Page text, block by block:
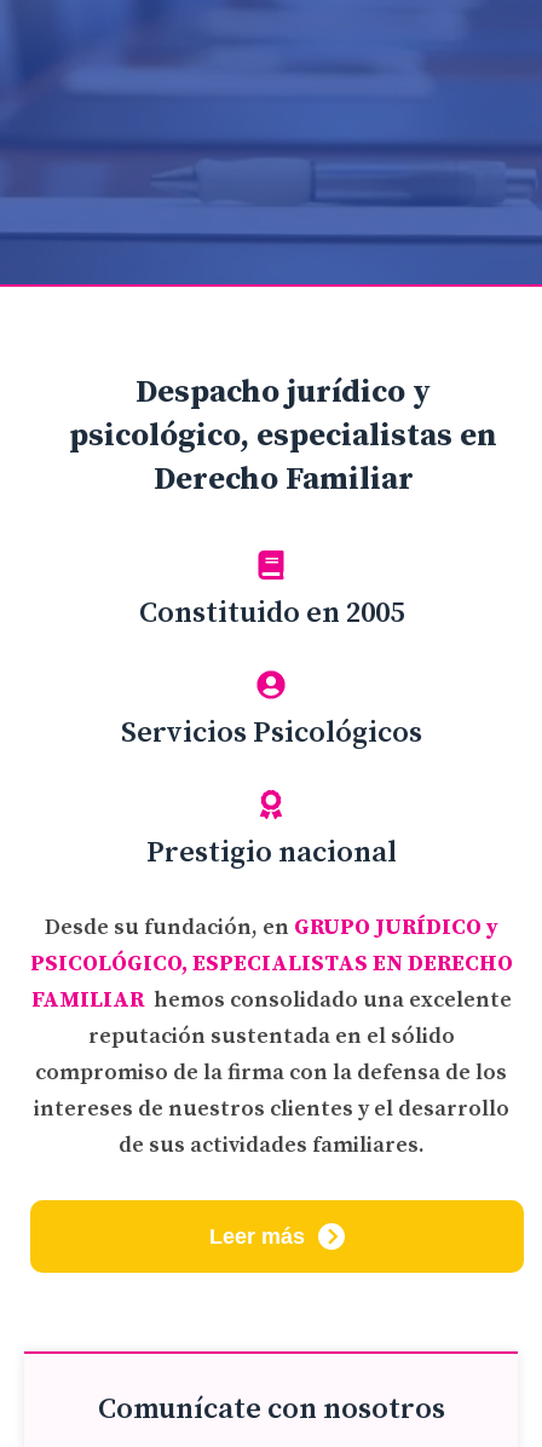
Despacho jurídico y
psicológico, especialistas en
Derecho Familiar
Constituido en 2005
Servicios Psicológicos
Prestigio nacional
Desde su fundación, en GRUPO JURÍDICO y
PSICOLÓGICO, ESPECIALISTAS EN DERECHO
FAMILIARhemos consolidado una excelente
reputación sustentada en el sólido
compromiso de la firma con la defensa de los
intereses de nuestros clientes y el desarrollo
de sus actividades familiares.
Leer más
Comunícate con nosotros